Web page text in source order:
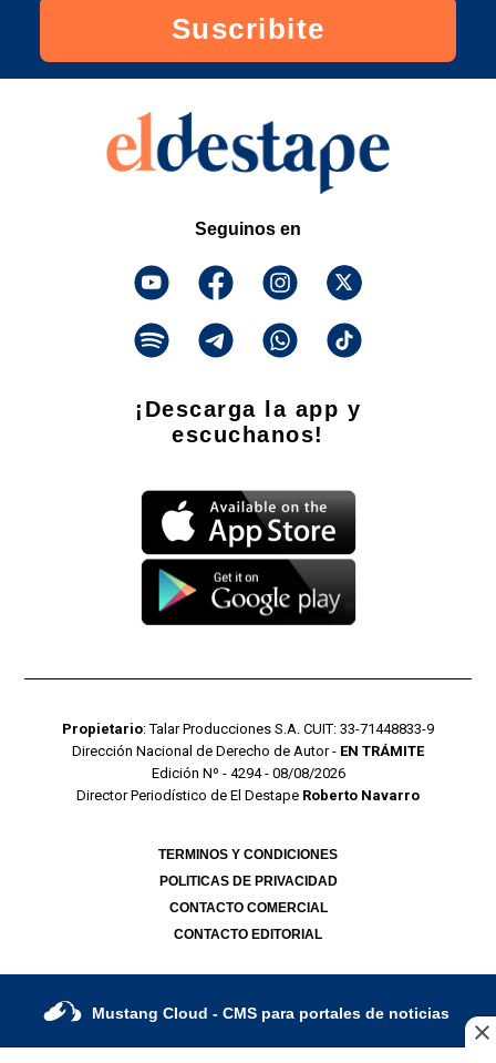
Suscribite
Seguinos en
¡Descarga la app y
escuchanos!
Propietario: Talar Producciones S.A. CUIT: 33-71448833-9
Dirección Nacional de Derecho de Autor - EN TRÁMITE
Edición Nº - 4294 - 08/08/2026
Director Periodístico de El Destape Roberto Navarro
TERMINOS Y CONDICIONES
POLITICAS DE PRIVACIDAD
CONTACTO COMERCIAL
CONTACTO EDITORIAL
Mustang Cloud - CMS para portales de noticias